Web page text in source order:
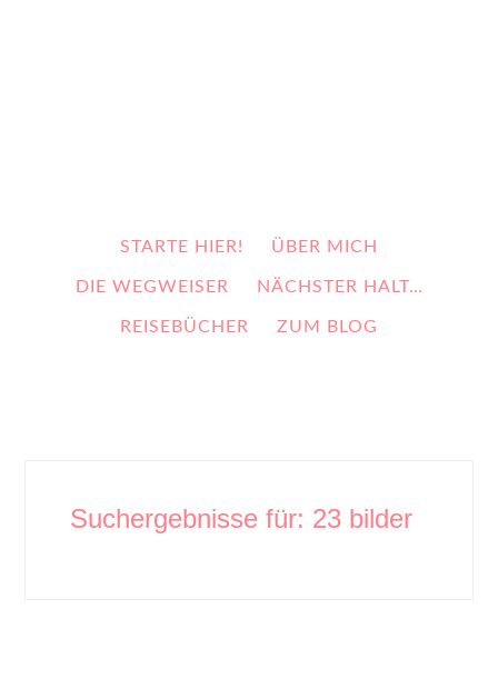
STARTE HIER! ÜBER MICH
DIE WEGWEISER NÄCHSTER HALT…
REISEBÜCHER ZUM BLOG
Suchergebnisse für: 23 bilder